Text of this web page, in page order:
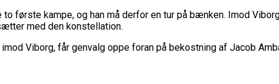
kampe, og han må derfor en tur på bænken. Imod
med den konstellation.
Viborg, får genvalg oppe foran på bekostning af Jacob